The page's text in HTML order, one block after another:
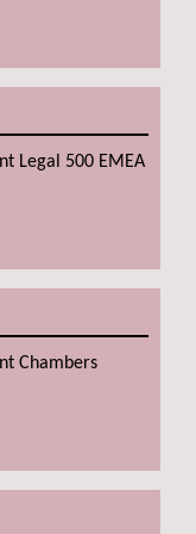
Legal 500 EMEA
Chambers